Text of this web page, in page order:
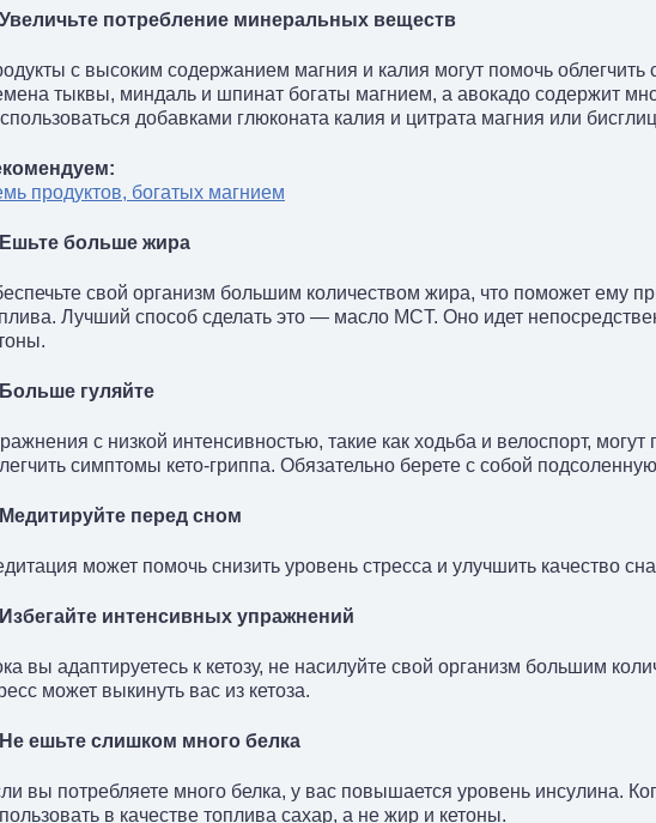
потребление минеральных веществ
с высоким содержанием магния и калия могут помочь облегчить
тыквы, миндаль и шпинат богаты магнием, а авокадо содержит
добавками глюконата калия и цитрата магния или
продуктов, богатых магнием
больше жира
свой организм большим количеством жира, что поможет ему
Лучший способ сделать это — масло MCT. Оно идет
гуляйте
с низкой интенсивностью, такие как ходьба и велоспорт,
симптомы кето-гриппа. Обязательно берете с собой
перед сном
может помочь снизить уровень стресса и улучшить качество
интенсивных упражнений
вы адаптируетесь к кетозу, не насилуйте свой организм большим
может выкинуть вас из кетоза.
ешьте слишком много белка
вы потребляете много белка, у вас повышается уровень инсулина.
в качестве топлива сахар, а не жир и кетоны.